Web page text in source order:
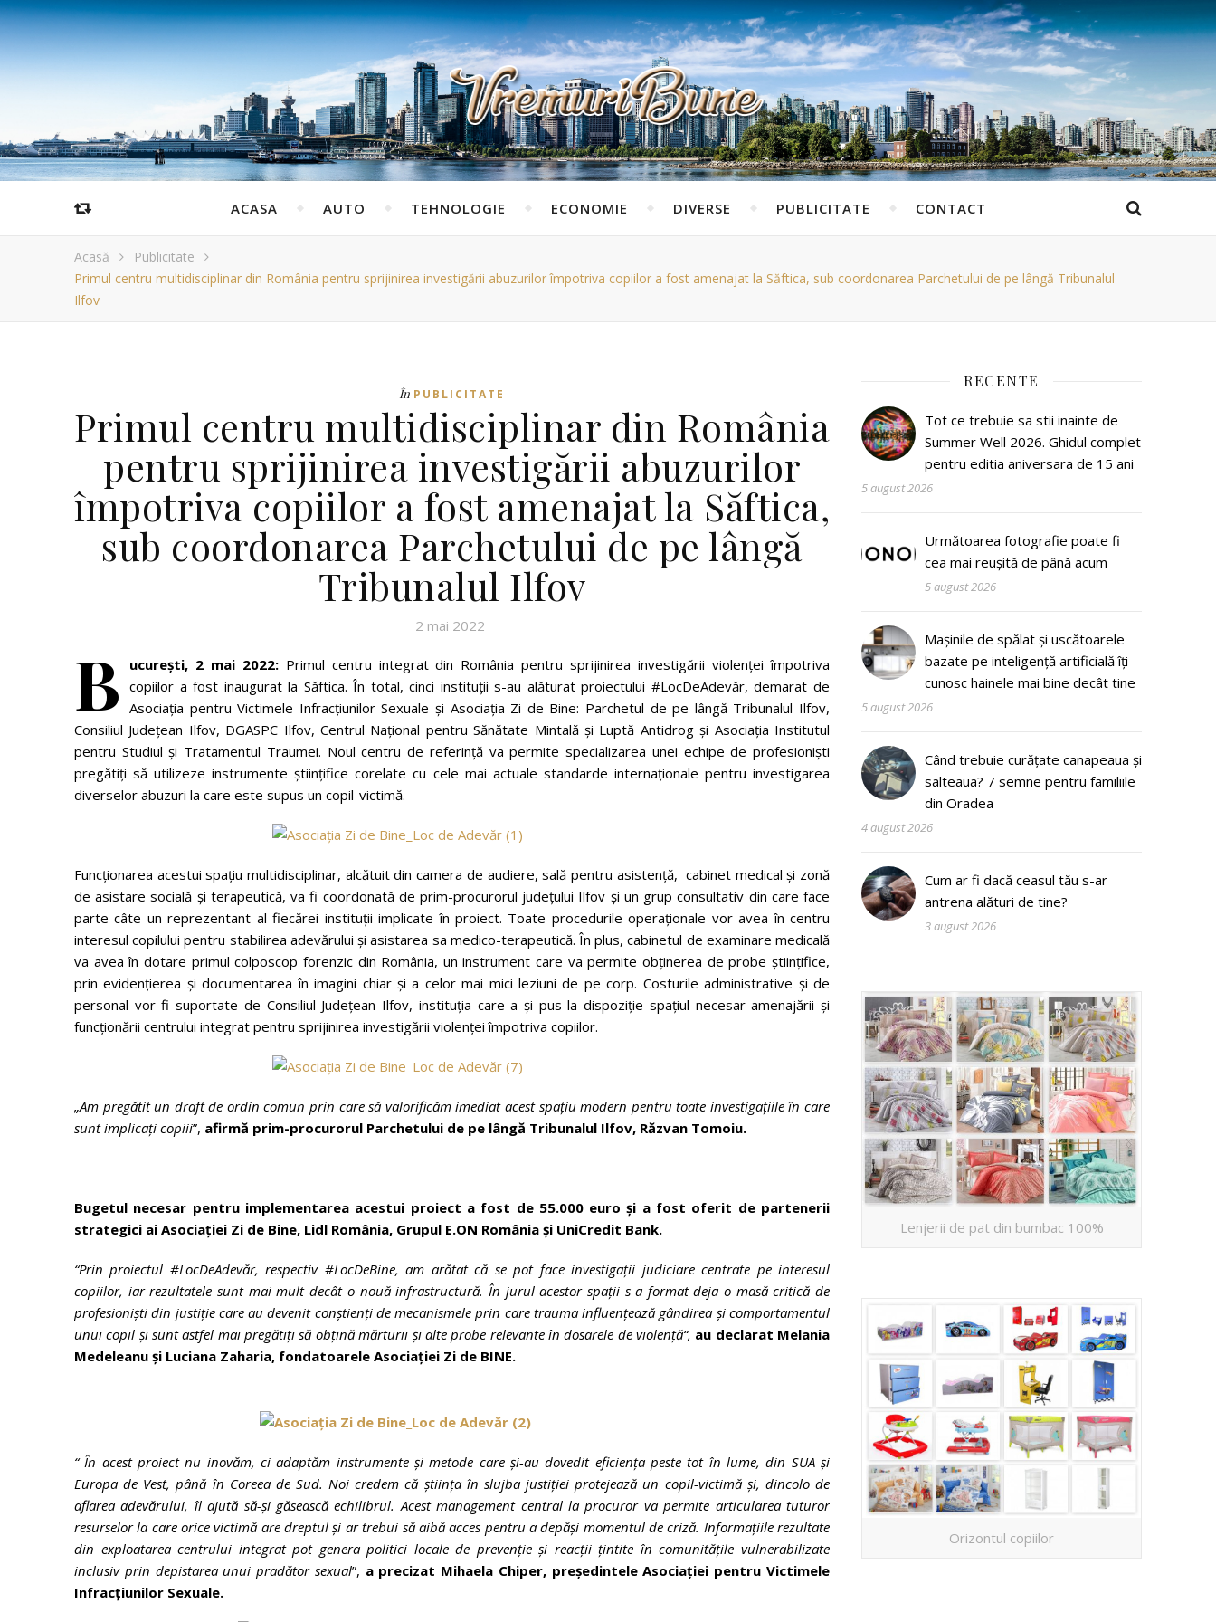
ACASA AUTO TEHNOLOGIE ECONOMIE DIVERSE PUBLICITATE CONTACT
Acasă
Publicitate
Primul centru multidisciplinar din România pentru sprijinirea investigării abuzurilor împotriva copiilor a fost amenajat la Săftica, sub coordonarea Parchetului de pe lângă Tribunalul
Ilfov
În PUBLICITATE
Primul centru multidisciplinar din România
pentru sprijinirea investigării abuzurilor
împotriva copiilor a fost amenajat la Săftica,
sub coordonarea Parchetului de pe lângă
Tribunalul Ilfov
2 mai 2022
B ucurești, 2 mai 2022:Primul centru integrat din România pentru sprijinirea investigării violenței împotriva
copiilor a fost inaugurat la Săftica. În total, cinci instituții s-au alăturat proiectului #LocDeAdevăr, demarat de
Asociația pentru Victimele Infracțiunilor Sexuale și Asociația Zi de Bine: Parchetul de pe lângă Tribunalul Ilfov,
Consiliul Județean Ilfov, DGASPC Ilfov, Centrul Național pentru Sănătate Mintală și Luptă Antidrog și Asociația Institutul
pentru Studiul și Tratamentul Traumei. Noul centru de referință va permite specializarea unei echipe de profesioniști
pregătiți să utilizeze instrumente științifice corelate cu cele mai actuale standarde internaționale pentru investigarea
diverselor abuzuri la care este supus un copil-victimă.
Funcționarea acestui spațiu multidisciplinar, alcătuit din camera de audiere, sală pentru asistență, cabinet medical și zonă
de asistare socială și terapeutică, va fi coordonată de prim-procurorul județului Ilfov și un grup consultativ din care face
parte câte un reprezentant al fiecărei instituții implicate în proiect. Toate procedurile operaționale vor avea în centru
interesul copilului pentru stabilirea adevărului și asistarea sa medico-terapeutică. În plus, cabinetul de examinare medicală
va avea în dotare primul colposcop forenzic din România, un instrument care va permite obținerea de probe științifice,
prin evidențierea și documentarea în imagini chiar și a celor mai mici leziuni de pe corp. Costurile administrative și de
personal vor fi suportate de Consiliul Județean Ilfov, instituția care a și pus la dispoziție spațiul necesar amenajării și
funcționării centrului integrat pentru sprijinirea investigării violenței împotriva copiilor.
„Am pregătit un draft de ordin comun prin care să valorificăm imediat acest spațiu modern pentru toate investigațiile în care
sunt implicați copiii”, afirmă prim-procurorul Parchetului de pe lângă Tribunalul Ilfov, Răzvan Tomoiu.
Bugetul necesar pentru implementarea acestui proiect a fost de 55.000 euro și a fost oferit de partenerii
strategici ai Asociației Zi de Bine, Lidl România, Grupul E.ON România și UniCredit Bank.
“Prin proiectul #LocDeAdevăr, respectiv #LocDeBine, am arătat că se pot face investigații judiciare centrate pe interesul
copiilor, iar rezultatele sunt mai mult decât o nouă infrastructură. În jurul acestor spații s-a format deja o masă critică de
profesioniști din justiție care au devenit conștienți de mecanismele prin care trauma influențează gândirea și comportamentul
unui copil și sunt astfel mai pregătiți să obțină mărturii și alte probe relevante în dosarele de violență“, au declarat Melania
Medeleanu și Luciana Zaharia, fondatoarele Asociației Zi de BINE.
“ În acest proiect nu inovăm, ci adaptăm instrumente și metode care și-au dovedit eficiența peste tot în lume, din SUA și
Europa de Vest, până în Coreea de Sud. Noi credem că știința în slujba justiției protejează un copil-victimă și, dincolo de
aflarea adevărului, îl ajută să-și găsească echilibrul. Acest management central la procuror va permite articularea tuturor
resurselor la care orice victimă are dreptul și ar trebui să aibă acces pentru a depăși momentul de criză. Informațiile rezultate
din exploatarea centrului integrat pot genera politici locale de prevenție și reacții țintite în comunitățile vulnerabilizate
inclusiv prin depistarea unui pradător sexual”, a precizat Mihaela Chiper, președintele Asociației pentru Victimele
Infracțiunilor Sexuale.
RECENTE
Tot ce trebuie sa stii inainte de
Summer Well 2026. Ghidul complet
pentru editia aniversara de 15 ani
5 august 2026
Următoarea fotografie poate fi
cea mai reușită de până acum
5 august 2026
Mașinile de spălat și uscătoarele
bazate pe inteligență artificială îți
cunosc hainele mai bine decât tine
5 august 2026
Când trebuie curățate canapeaua și
salteaua? 7 semne pentru familiile
din Oradea
4 august 2026
Cum ar fi dacă ceasul tău s-ar
antrena alături de tine?
3 august 2026
Lenjerii de pat din bumbac 100%
Orizontul copiilor